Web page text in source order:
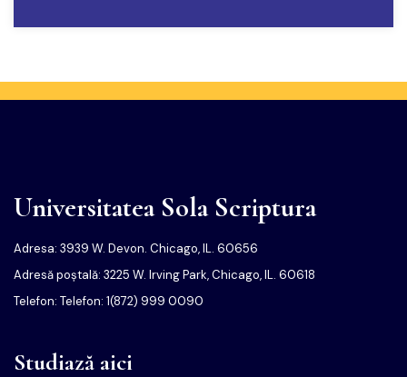
Universitatea Sola Scriptura
Adresa: 3939 W. Devon. Chicago, IL. 60656
Adresă poștală: 3225 W. Irving Park, Chicago, IL. 60618
Telefon: Telefon: 1(872) 999 0090
Studiază aici